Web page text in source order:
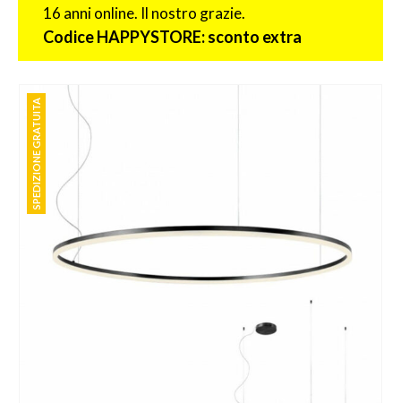
16 anni online. Il nostro grazie.
Codice HAPPYSTORE: sconto extra
SPEDIZIONE GRATUITA
SPEDIZIONE GRATUITA